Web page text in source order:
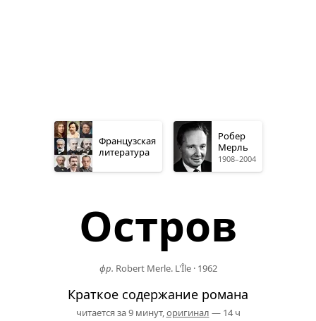
Французская
литература
Робер
Мерль
1908–2004
Остров
фр. Robert Merle. L'Île· 1962
Краткое содержание романа
читается за 9 минут,оригинал — 14 ч